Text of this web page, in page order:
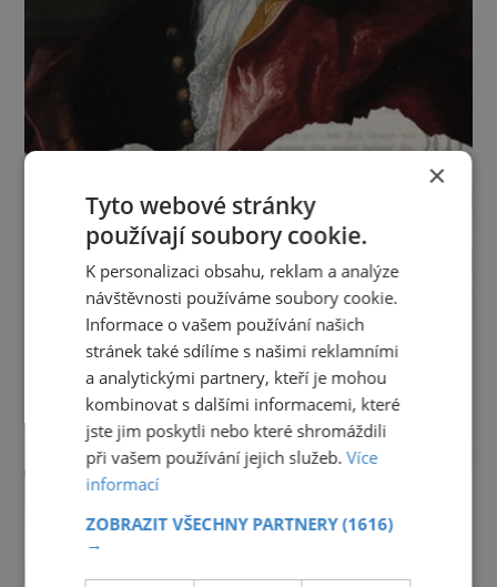
×
Tyto webové stránky
používají soubory cookie.
K personalizaci obsahu, reklam a analýze
návštěvnosti používáme soubory cookie.
Informace o vašem používání našich
stránek také sdílíme s našimi reklamními
a analytickými partnery, kteří je mohou
kombinovat s dalšími informacemi, které
jste jim poskytli nebo které shromáždili
při vašem používání jejich služeb.Více
informací
ZOBRAZIT VŠECHNY PARTNERY(1616)
→